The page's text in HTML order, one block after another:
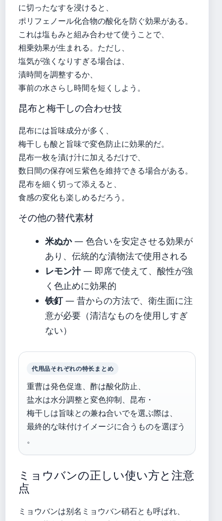
に切ったなすを浸けると、
ポリフェノール化合物の酸化を防ぐ効果がある。
これは塩もみと組み合わせて使うことで、
相乗効果が生まれる。ただし、
塩気が強くなりすぎる場合は、
漬時間を調整するか、
事前の水さらし時間を短くしよう。
昆布と梅干しの合わせ技
昆布には旨味成分が多く、
梅干しも酸と旨味で変色防止に効果的だ。
昆布一枚を漬け汁に加えるだけで、
数日間の保存에도紫色を維持できる場合がある。
昆布を細く切って添えると、
食感の変化も楽しめるだろう。
その他の替代素材
米ぬか— 色合いを安定させる効果が
あり、伝統的な漬物法で使用される
レモン汁— 即席で使えて、酸性が強
く色止めに効果的
铁釘— 昔からの方法で、衛生面に注
意が必要（清洁なものを使用しすぎ
ない）
代用品それぞれの特长まとめ
重曹は発色促進、酢は酸化防止、
盐水は水分調整と変色抑制、昆布・
梅干しは旨味との兼ね合いでを選ぶ際は、
最終的な味付けイメージに合うものを選ぼう
。
ミョウバンの正しい使い方と注意
点
ミョウバンは别名ミョウバン硝石とも呼ばれ、